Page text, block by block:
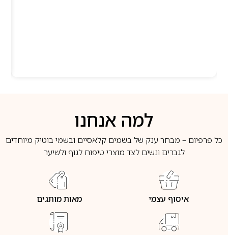
למה אנחנו
כל פרפיום – מבחר ענק של בשמים קלאסיים ובשמי בוטיק מיוחדים
לגברים ונשים לצד מוצרי טיפוח לגוף ולשיער
איסוף עצמי מאות מותגים